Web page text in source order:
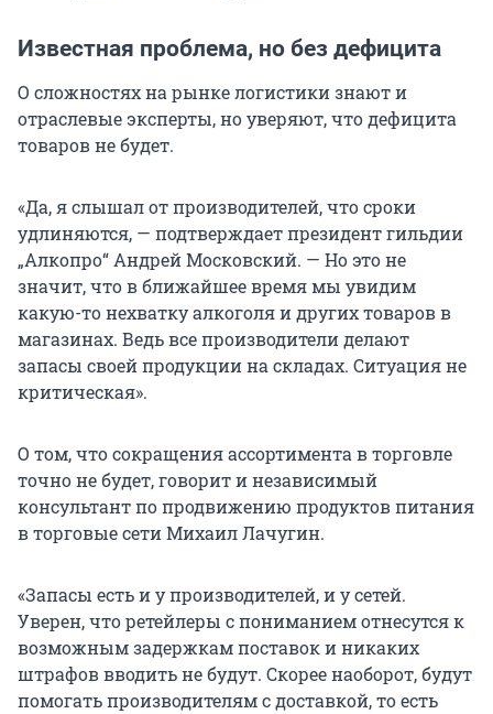
Известная проблема, но без дефицита
О сложностях на рынке логистики знают и
отраслевые эксперты, но уверяют, что дефицита
товаров не будет.
«Да, я слышал от производителей, что сроки
удлиняются, — подтверждает президент гильдии
„Алкопро“ Андрей Московский. — Но это не
значит, что в ближайшее время мы увидим
какую-то нехватку алкоголя и других товаров в
магазинах. Ведь все производители делают
запасы своей продукции на складах. Ситуация не
критическая».
О том, что сокращения ассортимента в торговле
точно не будет, говорит и независимый
консультант по продвижению продуктов питания
в торговые сети Михаил Лачугин.
«Запасы есть и у производителей, и у сетей.
Уверен, что ретейлеры с пониманием отнесутся к
возможным задержкам поставок и никаких
штрафов вводить не будут. Скорее наоборот, будут
помогать производителям с доставкой, то есть